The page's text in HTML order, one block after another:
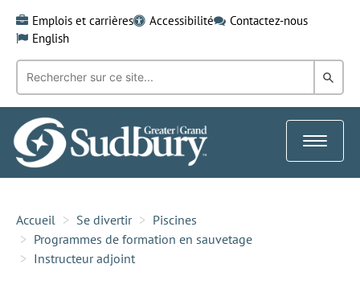
content
Emplois et carrières Accessibilité
Contactez-nous
English
Recherche
mot-
clé:
dans
Toggle
Accueil Se divertir
Piscines
Programmes de formation en sauvetage
Instructeur adjoint